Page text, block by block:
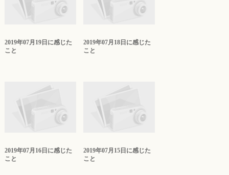
2019年07月19日に感じた
こと
2019年07月18日に感じた
こと
2019年07月16日に感じた
こと
2019年07月15日に感じた
こと